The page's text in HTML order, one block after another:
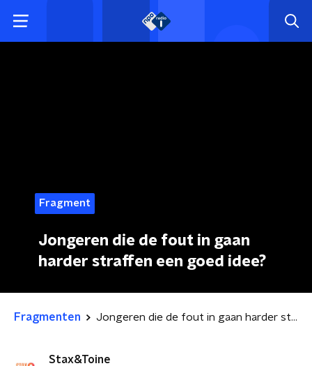
Fragment
Jongeren die de fout in gaan
harder straffen een goed idee?
Fragmenten Jongeren die de fout in gaan harder straffen een goed idee?
Stax&Toine